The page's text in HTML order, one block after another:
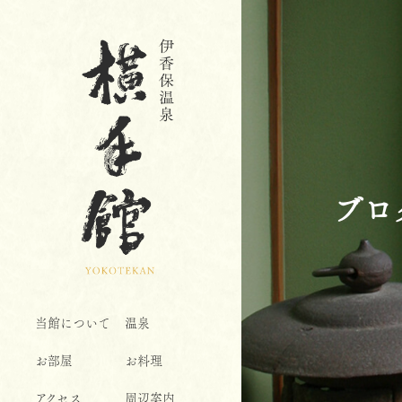
当館について 温泉
お部屋 お料理
アクセス 周辺案内
ブロ